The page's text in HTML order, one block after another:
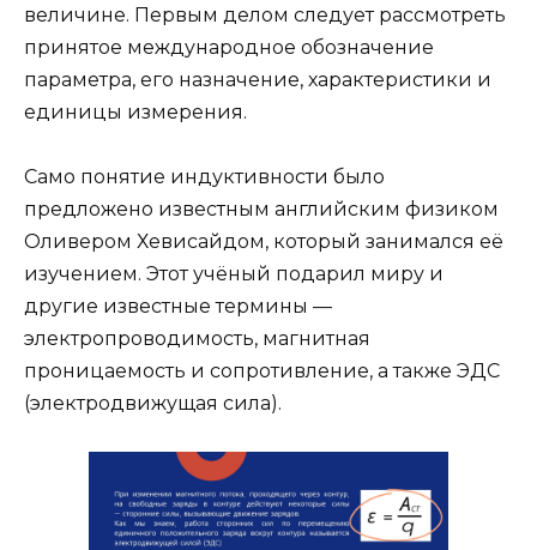
величине. Первым делом следует рассмотреть
принятое международное обозначение
параметра, его назначение, характеристики и
единицы измерения.
Само понятие индуктивности было
предложено известным английским физиком
Оливером Хевисайдом, который занимался её
изучением. Этот учёный подарил миру и
другие известные термины —
электропроводимость, магнитная
проницаемость и сопротивление, а также ЭДС
(электродвижущая сила).